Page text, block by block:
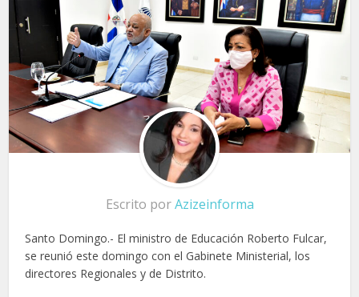
Escrito porAzizeinforma
Santo Domingo.- El ministro de Educación Roberto Fulcar,
se reunió este domingo con el Gabinete Ministerial, los
directores Regionales y de Distrito.